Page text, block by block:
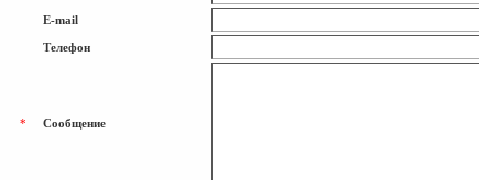
E-mail
Телефон
* Сообщение